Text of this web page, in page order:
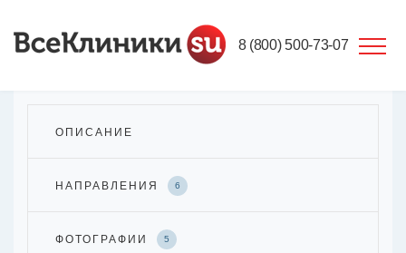
8 (800) 500-73-07
ОПИСАНИЕ
НАПРАВЛЕНИЯ 6
ФОТОГРАФИИ 5